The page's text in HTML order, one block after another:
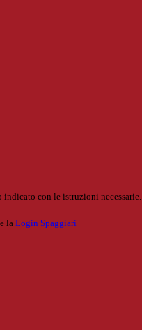
con le istruzioni necessarie.
la Login Spaggiari